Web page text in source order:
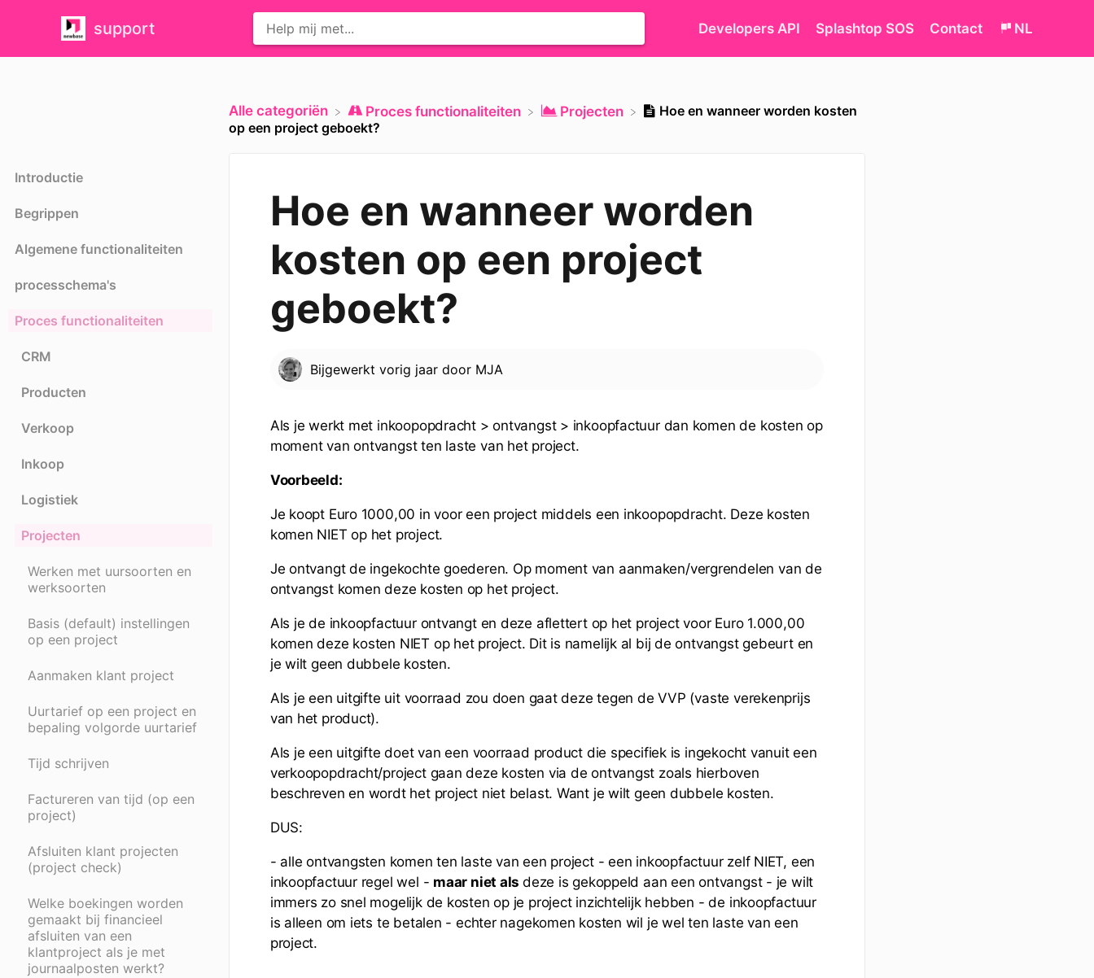
support Developers API Splashtop SOS Contact NL
Introductie
Begrippen
Algemene functionaliteiten
processchema's
Proces functionaliteiten
CRM
Producten
Verkoop
Inkoop
Logistiek
Projecten
Werken met uursoorten en
werksoorten
Basis (default) instellingen
op een project
Aanmaken klant project
Uurtarief op een project en
bepaling volgorde uurtarief
Tijd schrijven
Factureren van tijd (op een
project)
Afsluiten klant projecten
(project check)
Welke boekingen worden
gemaakt bij financieel
afsluiten van een
klantproject als je met
journaalposten werkt?
Alle categoriën ​Proces functionaliteiten ​Projecten
Hoe en wanneer worden kosten
op een project geboekt?
Hoe en wanneer worden
kosten op een project
geboekt?
Bijgewerkt vorig jaar door MJA
Als je werkt met inkoopopdracht > ontvangst > inkoopfactuur dan komen de kosten op
moment van ontvangst ten laste van het project.
Voorbeeld:
Je koopt Euro 1000,00 in voor een project middels een inkoopopdracht. Deze kosten
komen NIET op het project.
Je ontvangt de ingekochte goederen. Op moment van aanmaken/vergrendelen van de
ontvangst komen deze kosten op het project.
Als je de inkoopfactuur ontvangt en deze aflettert op het project voor Euro 1.000,00
komen deze kosten NIET op het project. Dit is namelijk al bij de ontvangst gebeurt en
je wilt geen dubbele kosten.
Als je een uitgifte uit voorraad zou doen gaat deze tegen de VVP (vaste verekenprijs
van het product).
Als je een uitgifte doet van een voorraad product die specifiek is ingekocht vanuit een
verkoopopdracht/project gaan deze kosten via de ontvangst zoals hierboven
beschreven en wordt het project niet belast. Want je wilt geen dubbele kosten.
DUS:
- alle ontvangsten komen ten laste van een project - een inkoopfactuur zelf NIET, een
inkoopfactuur regel wel - maar niet als deze is gekoppeld aan een ontvangst - je wilt
immers zo snel mogelijk de kosten op je project inzichtelijk hebben - de inkoopfactuur
is alleen om iets te betalen - echter nagekomen kosten wil je wel ten laste van een
project.